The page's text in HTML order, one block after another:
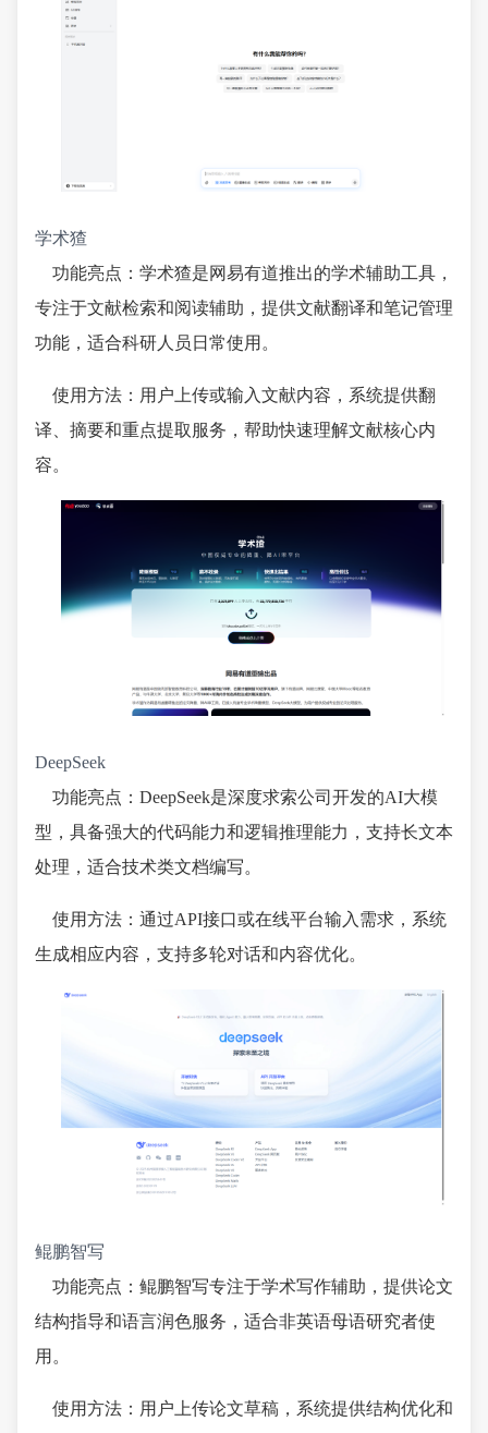
学术猹
功能亮点：学术猹是网易有道推出的学术辅助工具，
专注于文献检索和阅读辅助，提供文献翻译和笔记管理
功能，适合科研人员日常使用。
使用方法：用户上传或输入文献内容，系统提供翻
译、摘要和重点提取服务，帮助快速理解文献核心内
容。
DeepSeek
功能亮点：DeepSeek是深度求索公司开发的AI大模
型，具备强大的代码能力和逻辑推理能力，支持长文本
处理，适合技术类文档编写。
使用方法：通过API接口或在线平台输入需求，系统
生成相应内容，支持多轮对话和内容优化。
鲲鹏智写
功能亮点：鲲鹏智写专注于学术写作辅助，提供论文
结构指导和语言润色服务，适合非英语母语研究者使
用。
使用方法：用户上传论文草稿，系统提供结构优化和